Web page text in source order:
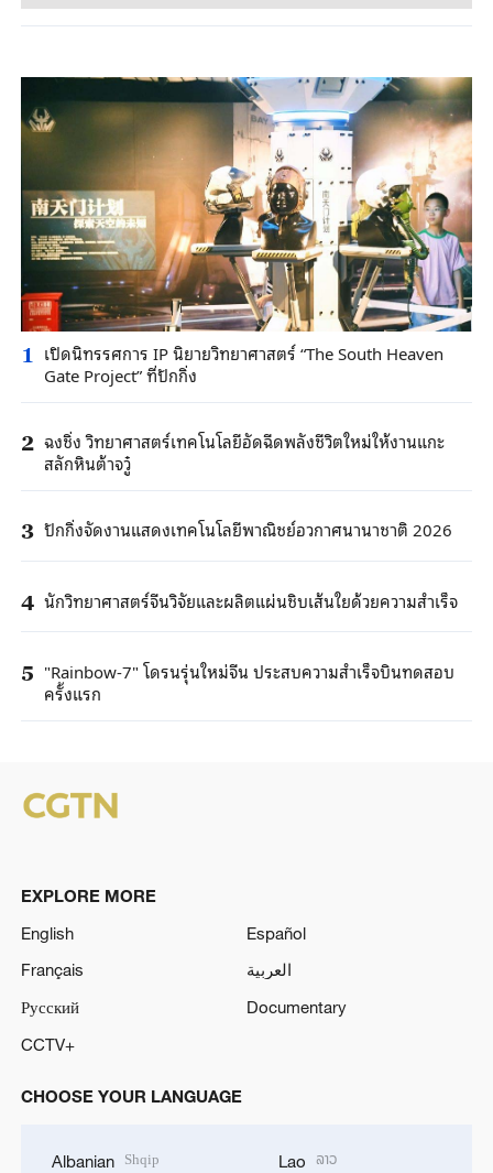
1 เปิดนิทรรศการ IP นิยายวิทยาศาสตร์ “The South Heaven
Gate Project” ที่ปักกิ่ง
2 ฉงชิ่ง วิทยาศาสตร์เทคโนโลยีอัดฉีดพลังชีวิตใหม่ให้งานแกะ
สลักหินต้าจวู๋
3 ปักกิ่งจัดงานแสดงเทคโนโลยีพาณิชย์อวกาศนานาชาติ 2026
4 นักวิทยาศาสตร์จีนวิจัยและผลิตแผ่นชิบเส้นใยด้วยความสำเร็จ
5 "Rainbow-7" โดรนรุ่นใหม่จีน ประสบความสำเร็จบินทดสอบ
ครั้งแรก
EXPLORE MORE
English
Español
Français
العربية
Русский
Documentary
CCTV+
CHOOSE YOUR LANGUAGE
Albanian Shqip Lao ລາວ